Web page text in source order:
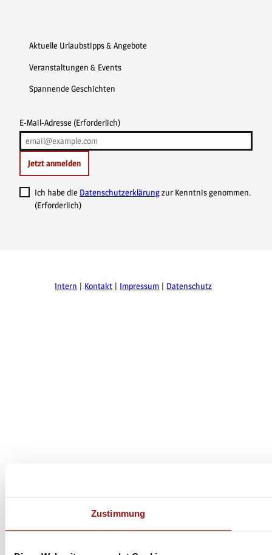
Zustimmung
Aktuelle Urlaubstipps & Angebote
Veranstaltungen & Events
Spannende Geschichten
E-Mail-Adresse (Erforderlich)
Jetzt anmelden
Ich habe die Datenschutzerklärungzur Kenntnis genommen.
(Erforderlich)
Intern Kontakt Impressum Datenschutz